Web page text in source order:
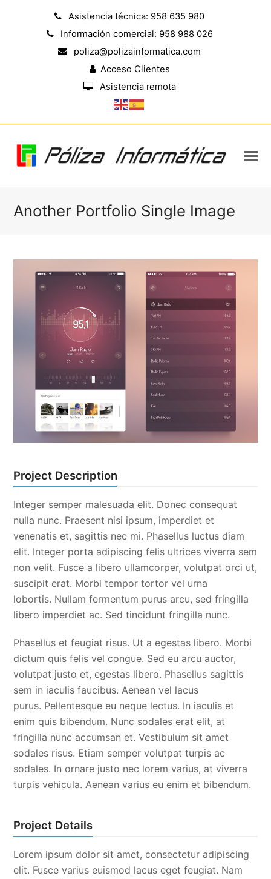
Asistencia técnica: 958 635 980
Información comercial: 958 988 026
poliza@polizainformatica.com
Acceso Clientes
Asistencia remota
Another Portfolio Single Image
Project Description
Integer semper malesuada elit. Donec consequat
nulla nunc. Praesent nisi ipsum, imperdiet et
venenatis et, sagittis nec mi. Phasellus luctus diam
elit. Integer porta adipiscing felis ultrices viverra sem
non velit. Fusce a libero ullamcorper, volutpat orci ut,
suscipit erat. Morbi tempor tortor vel urna
lobortis. Nullam fermentum purus arcu, sed fringilla
libero imperdiet ac. Sed tincidunt fringilla nunc.
Phasellus et feugiat risus. Ut a egestas libero. Morbi
dictum quis felis vel congue. Sed eu arcu auctor,
volutpat justo et, egestas libero. Phasellus sagittis
sem in iaculis faucibus. Aenean vel lacus
purus. Pellentesque eu neque lectus. In iaculis et
enim quis bibendum. Nunc sodales erat elit, at
fringilla nunc accumsan et. Vestibulum sit amet
sodales risus. Etiam semper volutpat turpis ac
sodales. In ornare justo nec lorem varius, at viverra
turpis vehicula. Aenean varius eu enim et bibendum.
Project Details
Lorem ipsum dolor sit amet, consectetur adipiscing
elit. Fusce varius euismod lacus eget feugiat. Nam